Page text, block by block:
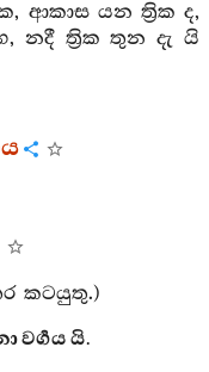
ආකාස යන ත්‍රික ද,
නදී ත්‍රික තුන දැ යි
කටයුතු.)
වර්‍ගය යි.